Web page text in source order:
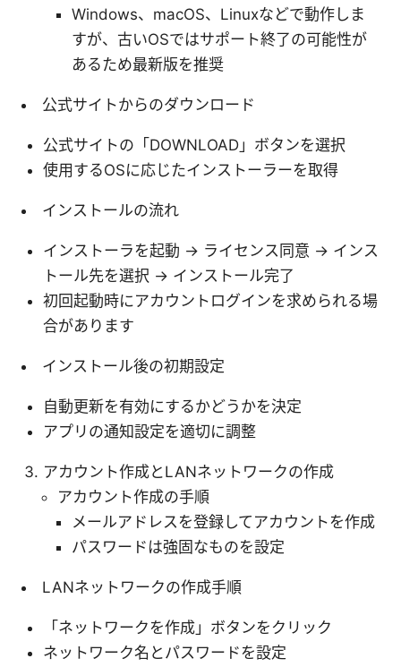
Windows、macOS、Linuxなどで動作しま
すが、古いOSではサポート終了の可能性が
あるため最新版を推奨
公式サイトからのダウンロード
公式サイトの「DOWNLOAD」ボタンを選択
使用するOSに応じたインストーラーを取得
インストールの流れ
インストーラを起動 → ライセンス同意 → インス
トール先を選択 → インストール完了
初回起動時にアカウントログインを求められる場
合があります
インストール後の初期設定
自動更新を有効にするかどうかを決定
アプリの通知設定を適切に調整
アカウント作成とLANネットワークの作成
アカウント作成の手順
メールアドレスを登録してアカウントを作成
パスワードは強固なものを設定
LANネットワークの作成手順
「ネットワークを作成」ボタンをクリック
ネットワーク名とパスワードを設定